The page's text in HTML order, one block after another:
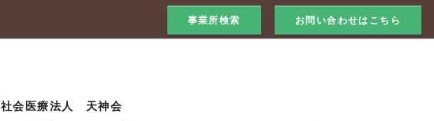
事業所検索 お問い合わせはこちら
社会医療法人 天神会